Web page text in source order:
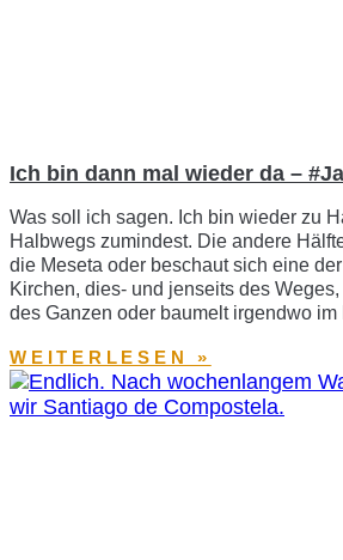
Ich bin dann mal wieder da –
Was soll ich sagen. Ich bin wieder zu
Halbwegs zumindest. Die andere
die Meseta oder beschaut sich eine
Kirchen, dies- und jenseits des
des Ganzen oder baumelt irgendwo im
WEITERLESEN »